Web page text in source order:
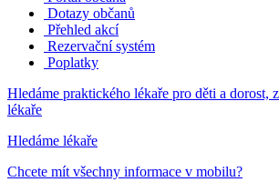
Dotazy občanů
Přehled akcí
Rezervační systém
Poplatky
Hledáme praktického lékaře pro děti a dorost,
lékaře
Hledáme lékaře
Chcete mít všechny informace v mobilu?